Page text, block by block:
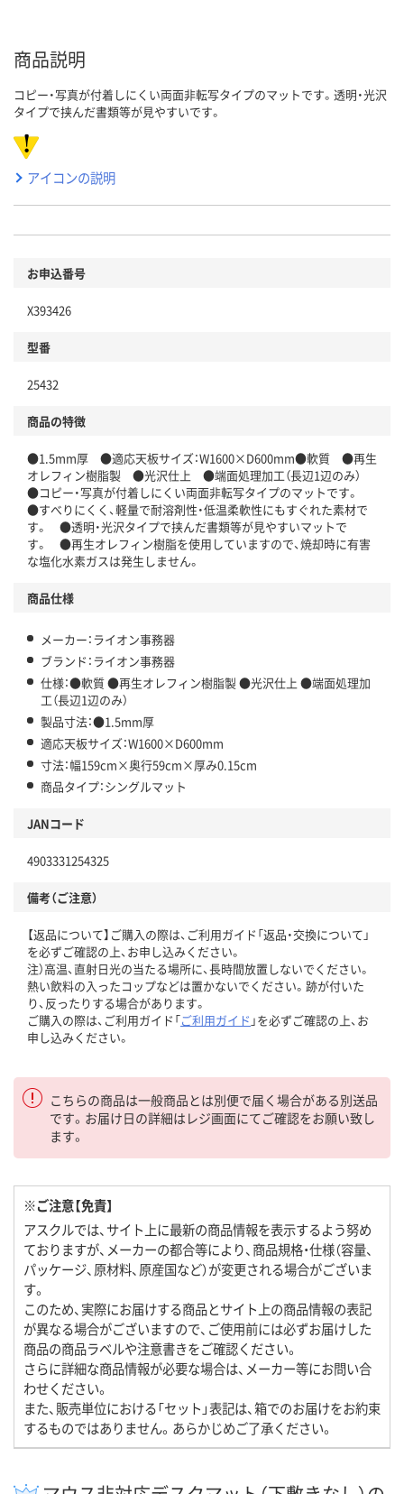
商品説明
コピー・写真が付着しにくい両面非転写タイプのマットです。透明・光沢
タイプで挟んだ書類等が見やすいです。
アイコンの説明
お申込番号
X393426
型番
25432
商品の特徴
●1.5mm厚 ●適応天板サイズ：W1600×D600mm●軟質 ●再生
オレフィン樹脂製 ●光沢仕上 ●端面処理加工（長辺1辺のみ）
●コピー・写真が付着しにくい両面非転写タイプのマットです。
●すべりにくく、軽量で耐溶剤性・低温柔軟性にもすぐれた素材で
す。 ●透明・光沢タイプで挟んだ書類等が見やすいマットで
す。 ●再生オレフィン樹脂を使用していますので、焼却時に有害
な塩化水素ガスは発生しません。
商品仕様
メーカー：ライオン事務器
ブランド：ライオン事務器
仕様：●軟質 ●再生オレフィン樹脂製 ●光沢仕上 ●端面処理加
工（長辺1辺のみ）
製品寸法：●1.5mm厚
適応天板サイズ：W1600×D600mm
寸法：幅159cm×奥行59cm×厚み0.15cm
商品タイプ：シングルマット
JANコード
4903331254325
備考（ご注意）
【返品について】ご購入の際は、ご利用ガイド「返品・交換について」
を必ずご確認の上、お申し込みください。
注）高温、直射日光の当たる場所に、長時間放置しないでください。
熱い飲料の入ったコップなどは置かないでください。跡が付いた
り、反ったりする場合があります。
ご購入の際は、ご利用ガイド「ご利用ガイド 」を必ずご確認の上、お
申し込みください。
こちらの商品は一般商品とは別便で届く場合がある別送品
です。お届け日の詳細はレジ画面にてご確認をお願い致し
ます。
※ご注意【免責】
アスクルでは、サイト上に最新の商品情報を表示するよう努め
ておりますが、メーカーの都合等により、商品規格・仕様（容量、
パッケージ、原材料、原産国など）が変更される場合がございま
す。
このため、実際にお届けする商品とサイト上の商品情報の表記
が異なる場合がございますので、ご使用前には必ずお届けした
商品の商品ラベルや注意書きをご確認ください。
さらに詳細な商品情報が必要な場合は、メーカー等にお問い合
わせください。
また、販売単位における「セット」表記は、箱でのお届けをお約束
するものではありません。あらかじめご了承ください。